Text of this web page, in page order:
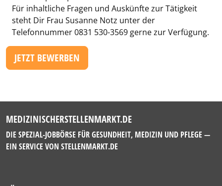
Für inhaltliche Fragen und Auskünfte zur Tätigkeit
steht Dir Frau Susanne Notz unter der
Telefonnummer 0831 530-3569 gerne zur Verfügung.
JETZT BEWERBEN
MEDIZINISCHERSTELLENMARKT.DE
DIE SPEZIAL-JOBBÖRSE FÜR GESUNDHEIT, MEDIZIN UND PFLEGE —
EIN SERVICE VON STELLENMARKT.DE